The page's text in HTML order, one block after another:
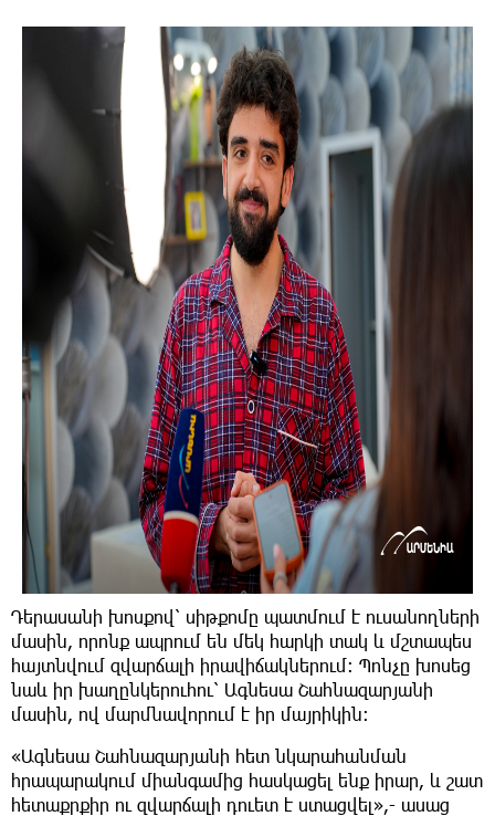
Դերասանի խոսքով՝ սիթքոմը պատմում է ուսանողների
մասին, որոնք ապրում են մեկ հարկի տակ և մշտապես
հայտնվում զվարճալի իրավիճակներում։ Պոնչը խոսեց
նաև իր խաղընկերուհու՝ Ագնեսա Շահնազարյանի
մասին, ով մարմնավորում է իր մայրիկին։
«Ագնեսա Շահնազարյանի հետ նկարահանման
հրապարակում միանգամից հասկացել ենք իրար, և շատ
հետաքրքիր ու զվարճալի դուետ է ստացվել»,- ասաց